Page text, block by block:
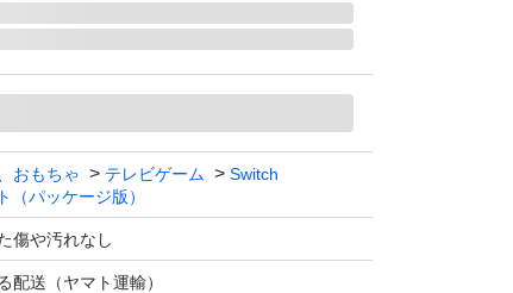
おもちゃ テレビゲーム
Switch
（パッケージ版）
傷や汚れなし
配送（ヤマト運輸）